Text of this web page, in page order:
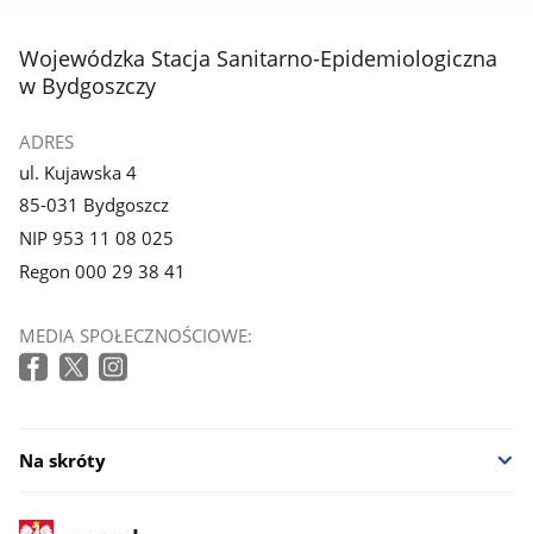
stopka
Wojewódzka Stacja Sanitarno-Epidemiologiczna
w Bydgoszczy
ADRES
ul. Kujawska 4
85-031 Bydgoszcz
NIP 953 11 08 025
Regon 000 29 38 41
MEDIA SPOŁECZNOŚCIOWE:
Na skróty